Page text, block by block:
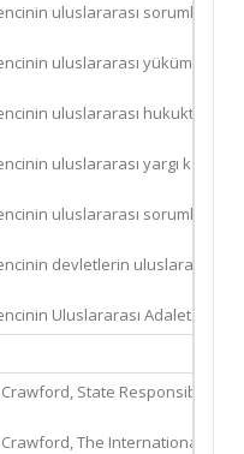
uluslararası
uluslararası
uluslararası hukukta
uluslararası yargı
uluslararası sorumluluk
devletlerin uluslararası
Uluslararası Adalet
Crawford, State Responsibility.
Crawford, The International Law